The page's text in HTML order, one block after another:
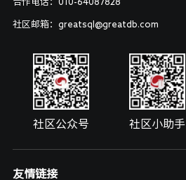
社区邮箱：greatsql@greatdb.com
社区公众号 社区小助手
友情链接